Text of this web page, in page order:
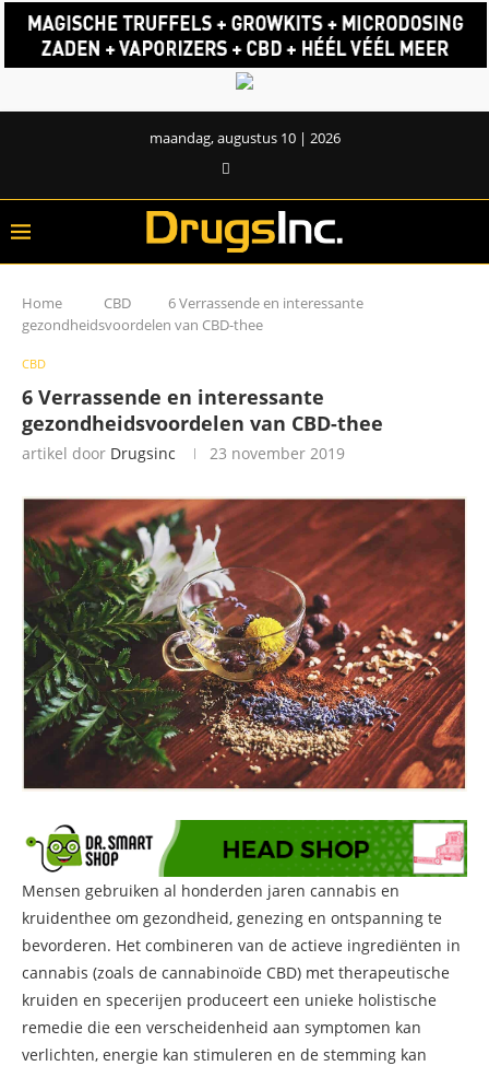
maandag, augustus 10 | 2026
Home CBD
6 Verrassende en interessante
gezondheidsvoordelen van CBD-thee
CBD
6 Verrassende en interessante
gezondheidsvoordelen van CBD-thee
artikel door Drugsinc 23 november 2019
Mensen gebruiken al honderden jaren cannabis en
kruidenthee om gezondheid, genezing en ontspanning te
bevorderen. Het combineren van de actieve ingrediënten in
cannabis (zoals de cannabinoïde CBD) met therapeutische
kruiden en specerijen produceert een unieke holistische
remedie die een verscheidenheid aan symptomen kan
verlichten, energie kan stimuleren en de stemming kan